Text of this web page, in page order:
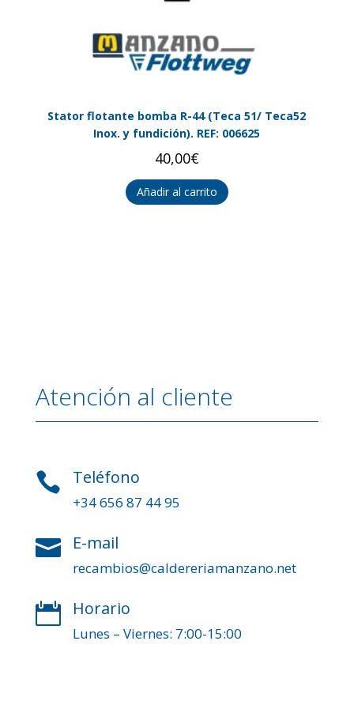
Stator flotante bomba R-44 (Teca 51/ Teca52
Inox. y fundición). REF: 006625
40,00€
Añadir al carrito
Atención al cliente
 Teléfono
+34 656 87 44 95
 E-mail
recambios@caldereriamanzano.net
 Horario
Lunes – Viernes: 7:00-15:00